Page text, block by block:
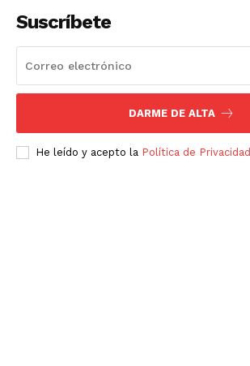
Suscríbete
DARME DE ALTA
He leído y acepto la Política de Privacidad